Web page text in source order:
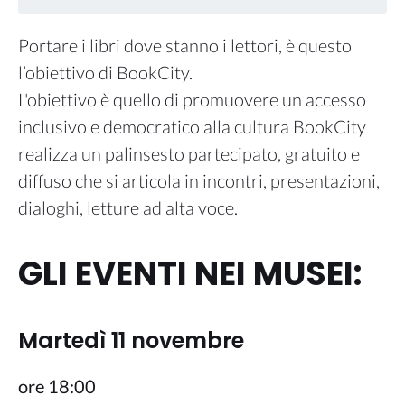
Portare i libri dove stanno i lettori, è questo
l’obiettivo di BookCity.
L'obiettivo è quello di promuovere un accesso
inclusivo e democratico alla cultura BookCity
realizza un palinsesto partecipato, gratuito e
diffuso che si articola in incontri, presentazioni,
dialoghi, letture ad alta voce.
GLI EVENTI NEI MUSEI:
Martedì 11 novembre
ore 18:00